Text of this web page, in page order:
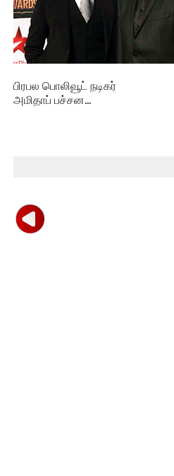
பிரபல பொலிவூட் நடிகர்
அமிதாப் பச்சன...